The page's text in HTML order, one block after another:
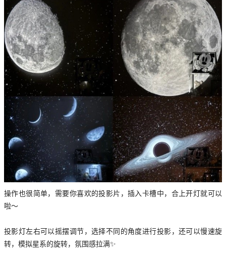
操作也很简单，需要你喜欢的投影片，插入卡槽中，合上开灯就可以
啦～
投影灯左右可以摇摆调节，选择不同的角度进行投影，还可以慢速旋
转，模拟星系的旋转，氛围感拉满✨